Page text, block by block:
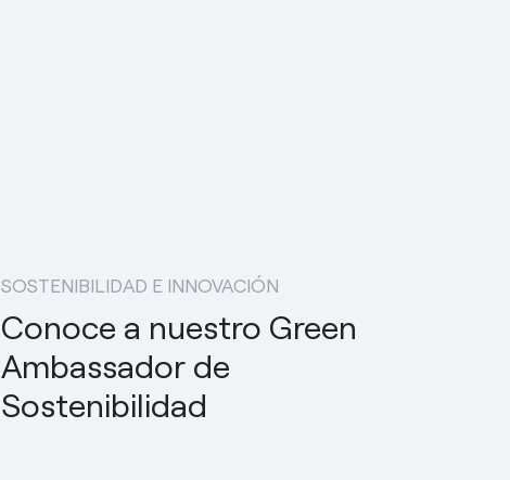
SOSTENIBILIDAD E INNOVACIÓN
Conoce a nuestro Green
Ambassador de
Sostenibilidad